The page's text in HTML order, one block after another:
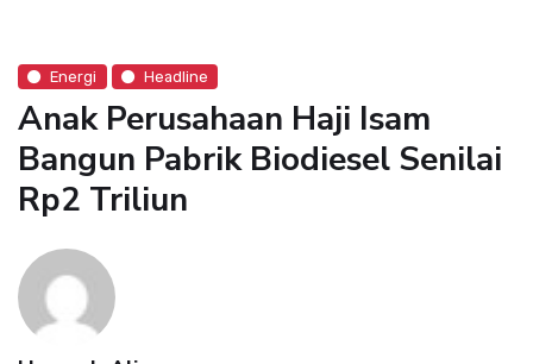
Energi Headline
Anak Perusahaan Haji Isam
Bangun Pabrik Biodiesel Senilai
Rp2 Triliun